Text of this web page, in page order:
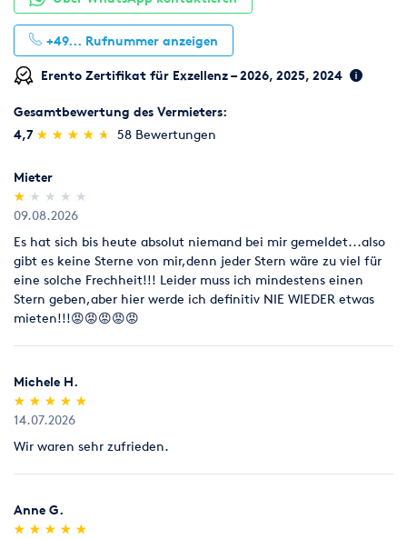
Vor Gebrauch bitte die Schuhe ausziehen!
+49... Rufnummer anzeigen
Erento Zertifikat für Exzellenz – 2026, 2025, 2024
Gesamtbewertung des Vermieters:
4,7 (*)
★
★
(*) ★
★
(*) ★
★
(*) ★
★
(*) ★
★ 58 Bewertungen
Mieter
(*)
★
★
( ) ★
★
( ) ★
★
( ) ★
★
( ) ★
★
09.08.2026
Es hat sich bis heute absolut niemand bei mir gemeldet...also
gibt es keine Sterne von mir,denn jeder Stern wäre zu viel für
eine solche Frechheit!!! Leider muss ich mindestens einen
Stern geben,aber hier werde ich definitiv NIE WIEDER etwas
mieten!!!😡😡😡😡😡
Michele H.
(*)
★
★
(*) ★
★
(*) ★
★
(*) ★
★
(*) ★
★
14.07.2026
Wir waren sehr zufrieden.
Anne G.
(*)
★
★
(*) ★
★
(*) ★
★
(*) ★
★
(*) ★
★